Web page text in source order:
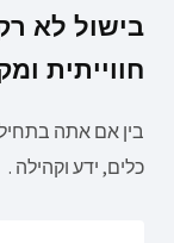
בישול לא
חווייתית
בין אם אתה
כלים, ידע וקהילה .